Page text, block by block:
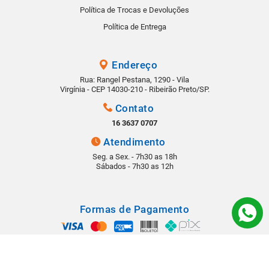
Política de Trocas e Devoluções
Política de Entrega
Endereço
Rua: Rangel Pestana, 1290 - Vila
Virgínia - CEP 14030-210 - Ribeirão Preto/SP.
Contato
16 3637 0707
Atendimento
Seg. a Sex. - 7h30 as 18h
Sábados - 7h30 as 12h
Formas de Pagamento